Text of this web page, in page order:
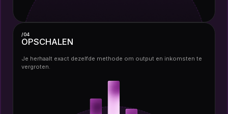
/04
OPSCHALEN
Je herhaalt exact dezelfde methode om output en inkomsten te
vergroten.